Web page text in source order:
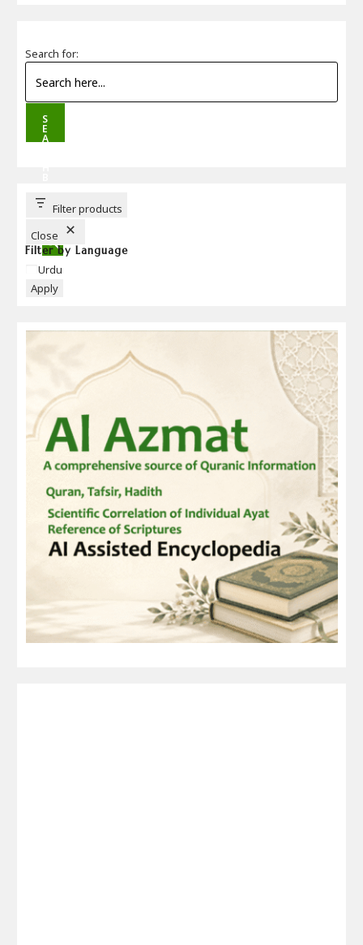
Search for:
S
E
A
T
T
Filter products
Close
Filter by Language
Language
Urdu
Apply